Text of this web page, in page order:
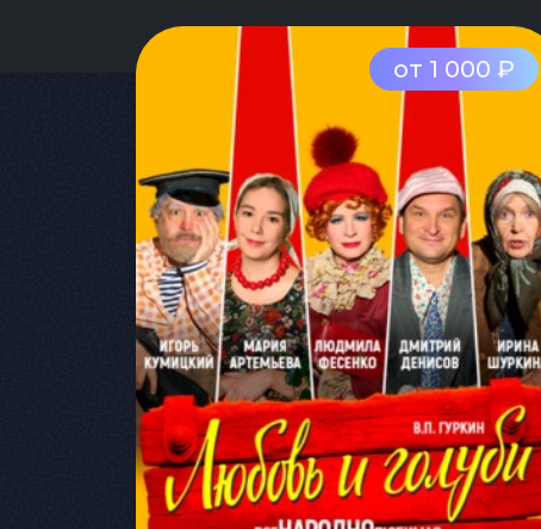
от 1 000 ₽